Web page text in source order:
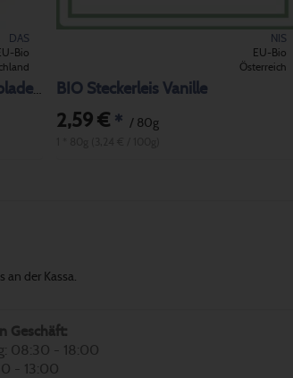
DAS
Bio
BIO Samba Haselnuss Schokolade Eis
NIS
EU-Bio
Österreich
BIO Steckerleis Vanille
2,59 €* / 80g
der Kassa.
Geschäft:
08:30 - 18:00
- 13:00